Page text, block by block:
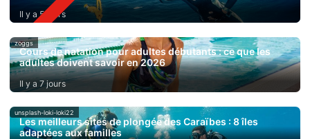
Il y a 5 jours
zoggs
Cours de natation pour adultes débutants : ce que les
adultes doivent savoir en 2026
Il y a 7 jours
unsplash-loki-loki22
Les meilleurs sites de plongée des Caraïbes : 8 îles
adaptées aux familles